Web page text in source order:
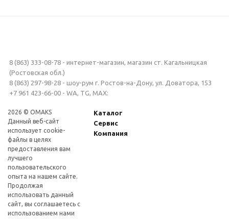
8 (863) 333-08-78 - интернет-магазин, магазин ст. Кагальницкая
(Ростовская обл.)
8 (863) 297-98-28 - шоу-рум г. Ростов-на-Дону, ул. Доватора, 153
+7 961 423-66-00 - WA, TG, MAX:
2026 © OMAKS
Данный веб-сайт
использует cookie-
файлы в целях
предоставления вам
лучшего
пользовательского
опыта на нашем сайте.
Продолжая
использовать данный
сайт, вы соглашаетесь с
использованием нами
Каталог
Сервис
Компания